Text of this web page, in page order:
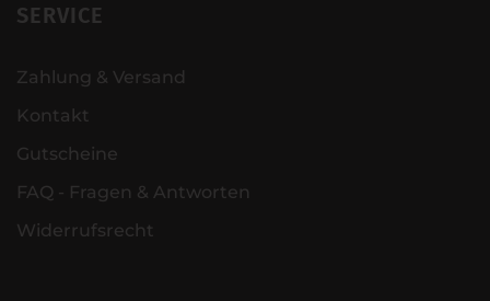
SERVICE
Zahlung & Versand
Kontakt
Gutscheine
FAQ - Fragen & Antworten
Widerrufsrecht